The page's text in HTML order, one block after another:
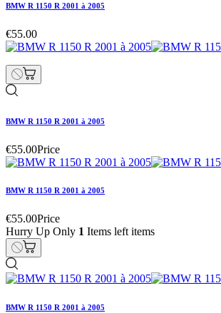
BMW R 1150 R 2001 à 2005
€55.00
BMW R 1150 R 2001 à 2005
€55.00Price
BMW R 1150 R 2001 à 2005
€55.00Price
Hurry Up Only 1 Items left items
BMW R 1150 R 2001 à 2005